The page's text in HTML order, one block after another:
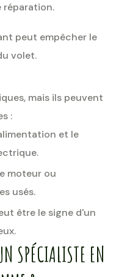
peut empêcher le
volet.
mais ils peuvent
:
et le
moteur ou
usés.
être le signe d'un
SPÉCIALISTE EN